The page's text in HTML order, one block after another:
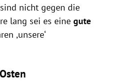
nicht gegen die
lang sei es eine gute
,unsere‘